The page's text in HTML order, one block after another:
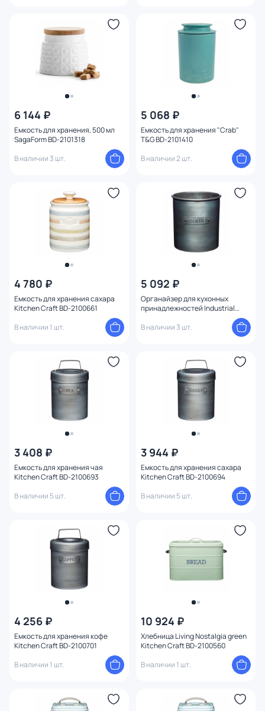
6 144 ₽
Емкость для хранения, 500 мл
SagaForm BD-2101318
В наличии 3 шт.
5 068 ₽
Емкость для хранения "Crab"
T&G BD-2101410
В наличии 2 шт.
4 780 ₽
Емкость для хранения сахара
Kitchen Craft BD-2100661
В наличии 1 шт.
5 092 ₽
Органайзер для кухонных
принадлежностей Industrial
2100690
В наличии 3 шт.
3 408 ₽
Емкость для хранения чая
Kitchen Craft BD-2100693
В наличии 5 шт.
3 944 ₽
Емкость для хранения сахара
Kitchen Craft BD-2100694
В наличии 5 шт.
4 256 ₽
Емкость для хранения кофе
Kitchen Craft BD-2100701
В наличии 1 шт.
10 924 ₽
Хлебница Living Nostalgia green
Kitchen Craft BD-2100560
В наличии 1 шт.